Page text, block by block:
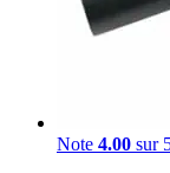
Note 4.00 sur